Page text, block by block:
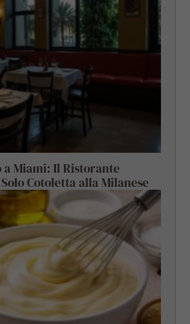
a Miami: Il Ristorante
Cotoletta alla Milanese